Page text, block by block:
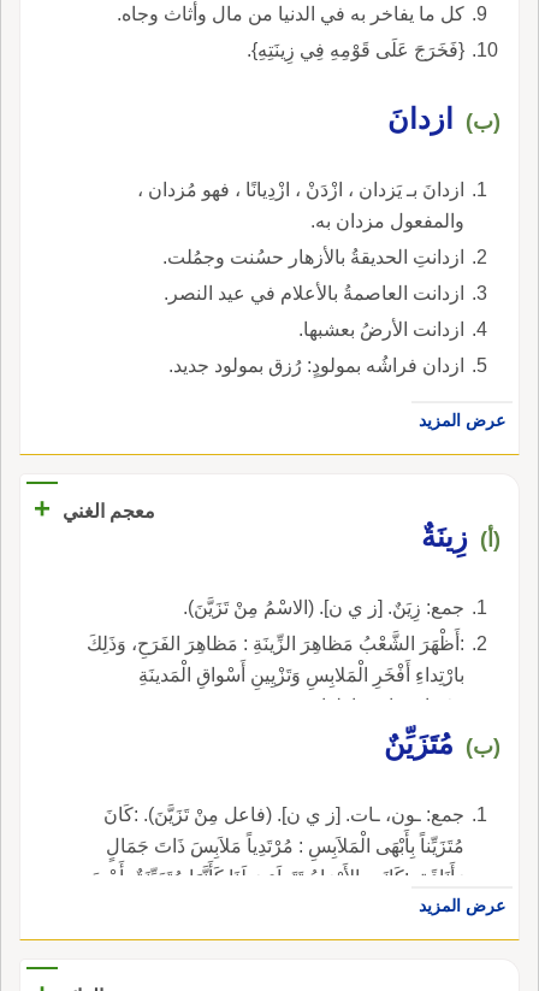
كل ما يفاخر به في الدنيا من مال وأثاث وجاه.
{فَخَرَجَ عَلَى قَوْمِهِ فِي زِينَتِهِ}.
(ب) ازدانَ
ازدانَ بـ يَزدان ، ازْدَنْ ، ازْدِيانًا ، فهو مُزدان ،
والمفعول مزدان به.
ازدانتِ الحديقةُ بالأزهار حسُنت وجمُلت.
ازدانت العاصمةُ بالأعلام في عيد النصر.
ازدانت الأرضُ بعشبها.
ازدان فراشُه بمولودٍ: رُزق بمولود جديد.
عرض المزيد
معجم الغني +
(أ) زِينَةٌ
جمع: زِيَنٌ. [ز ي ن]. (الاسْمُ مِنْ تَزَيَّنَ).
:أَظْهَرَ الشَّعْبُ مَظاهِرَ الزِّينَةِ : مَظاهِرَ الفَرَحِ، وَذَلِكَ
بارْتِداءِ أَفْخَرِ الْمَلابِسِ وَتَزْيِينِ أَسْواقِ الْمَدينَةِ
وَشَوارِعِها وَمَنازِلِها.
(ب) مُتَزَيِّنٌ
جمع: ـون، ـات. [ز ي ن]. (فاعل مِنْ تَزَيَّنَ). :كَانَ
مُتَزَيِّناً بِأَبْهَى الْمَلاَبِسِ : مُرْتَدِياً مَلاَبِسَ ذَاتَ جَمَالٍ
وَأَنَاقَةٍ. :كَانَتِ الأَرْوَاحُ تَتَراَءىَ لَنَا كَأَنَّهَا مُتَزَيِّنَةٌ بِأَحْسَنِ
زِينَةٍ : (إسحق الحسيني).عرض المزيد